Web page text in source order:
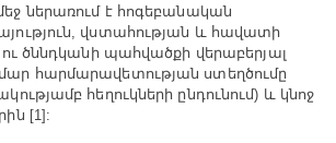
ներառում է հոգեբանական
, վստահության և հավատի
ու ծննդկանի պահվածքի վերաբերյալ
հարմարավետության ստեղծումը
հեղուկների ընդունում) և կնոջ
[1]: